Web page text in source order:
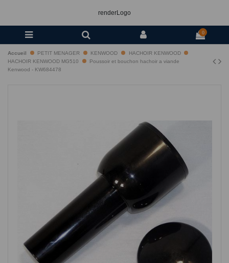
renderLogo
0
Accueil PETIT MENAGER KENWOOD
HACHOIR KENWOOD
HACHOIR KENWOOD MG510
Poussoir et bouchon hachoir a viande
Kenwood - KW684478